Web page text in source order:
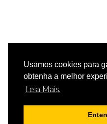
Usamos cookies para
obtenha a melhor
Leia Mais.